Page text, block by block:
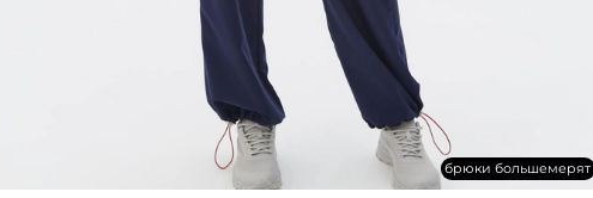
брюки большемерят